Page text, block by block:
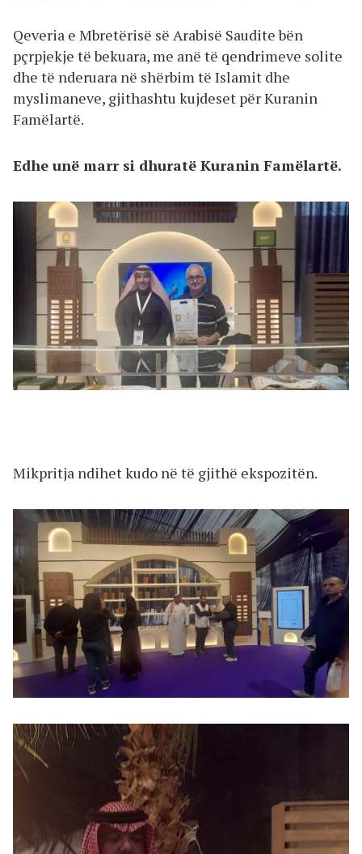
Qeveria e Mbretërisë së Arabisë Saudite bën
pçrpjekje të bekuara, me anë të qendrimeve solite
dhe të nderuara në shërbim të Islamit dhe
myslimaneve, gjithashtu kujdeset për Kuranin
Famëlartë.
Edhe unë marr si dhuratë Kuranin Famëlartë.
Mikpritja ndihet kudo në të gjithë ekspozitën.